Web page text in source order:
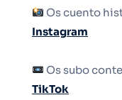
Os cuento
Instagram
Os subo
TikTok